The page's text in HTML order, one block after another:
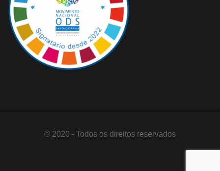
© 2020 - Todos os direitos reservados